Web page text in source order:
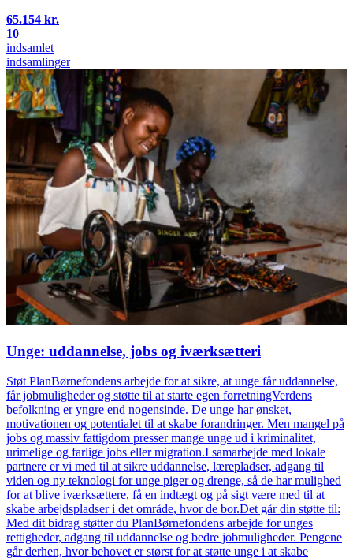
65.154 kr.
10
indsamlet
indsamlinger
Unge: uddannelse, jobs og iværksætteri
Støt PlanBørnefondens arbejde for at sikre, at unge får uddannelse,
får jobmuligheder og støtte til at starte egen forretningVerdens
befolkning er yngre end nogensinde. De unge har ønsket,
motivationen og potentialet til at skabe forandringer. Men mangel på
jobs og massiv fattigdom presser mange unge ud i kriminalitet,
urimelige og farlige jobs eller migration.I samarbejde med lokale
partnere er vi med til at sikre uddannelse, lærepladser, adgang til
viden og ny teknologi for unge piger og drenge, så de har mulighed
for at blive iværksættere, få en indtægt og på sigt være med til at
skabe arbejdspladser i det område, hvor de bor.Det går din støtte til:
Med dit bidrag støtter du PlanBørnefondens arbejde for unges
rettigheder, adgang til uddannelse og bedre jobmuligheder. Pengene
går derhen, hvor behovet er størst for at støtte unge i at skabe